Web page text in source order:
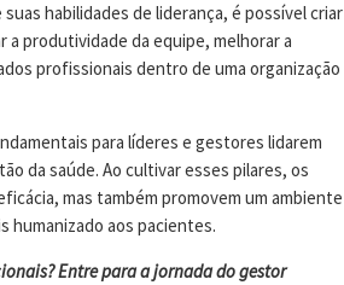
habilidades de liderança, é possível criar
produtividade da equipe, melhorar a
profissionais dentro de uma organização
para líderes e gestores lidarem
da saúde. Ao cultivar esses pilares, os
mas também promovem um ambiente
humanizado aos pacientes.
Entre para a jornada do gestor